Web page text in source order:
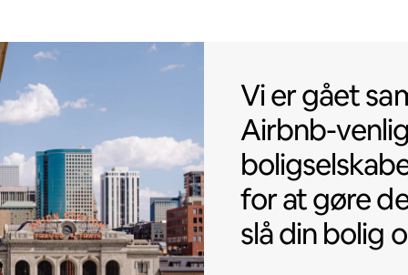
Vi er gået
Vi er gået
Airbnb-
for at gøre
slå din bolig